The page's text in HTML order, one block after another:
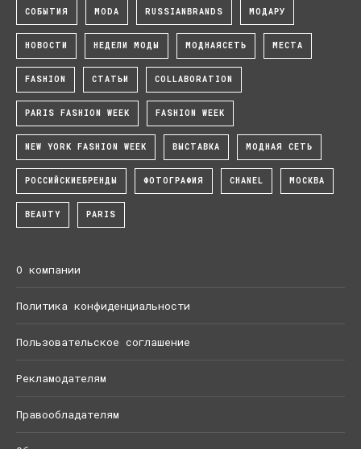
СОБЫТИЯ MODA RUSSIANBRANDS МОДАРУ
НОВОСТИ НЕДЕЛИ МОДЫ МОДНАЯСЕТЬ МЕСТА
FASHION СТАТЬИ COLLABORATION
PARIS FASHION WEEK FASHION WEEK
NEW YORK FASHION WEEK ВЫСТАВКА МОДНАЯ СЕТЬ
РОССИЙСКИЕБРЕНДЫ ФОТОГРАФИЯ CHANEL МОСКВА
BEAUTY PARIS
О компании
Политика конфиденциальности
Пользовательское соглашение
Рекламодателям
Правообладателям